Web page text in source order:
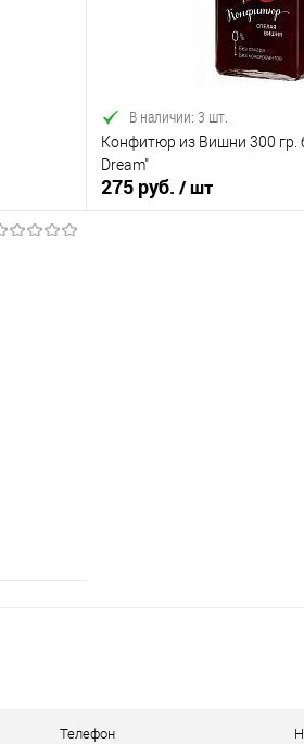
В наличии: 3 шт.
Конфитюр из Вишни 300 гр.
Dream"
275 руб. / шт
Телефон